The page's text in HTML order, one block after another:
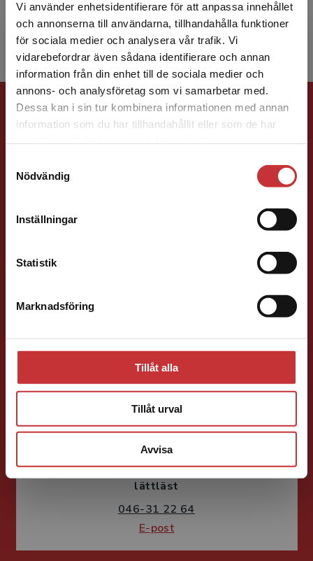
Vi använder enhetsidentifierare för att anpassa innehållet
och annonserna till användarna, tillhandahålla funktioner
för sociala medier och analysera vår trafik. Vi
vidarebefordrar även sådana identifierare och annan
information från din enhet till de sociala medier och
annons- och analysföretag som vi samarbetar med.
Dessa kan i sin tur kombinera informationen med annan
information som du har tillhandahållit eller som de har
Nödvändig
Inställningar
Statistik
Marknadsföring
Tillåt alla
Tillåt urval
Avvisa
Begränsad fraktregion
Det verkar som att du besöker
studentlitteratur.se via en enhet utanför Sverige.
Vi erbjuder inte leveranser utanför Sverige. För
att kunna slutföra ett köp måste
Förlagskontakt
Ylva Strömberg
Förlagskoordinator Läromedel och
lättläst
046-31 22 64
E-post